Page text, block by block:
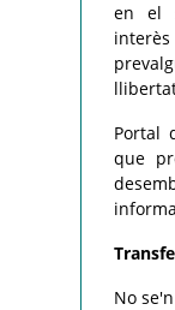
en el
Portal
que
No